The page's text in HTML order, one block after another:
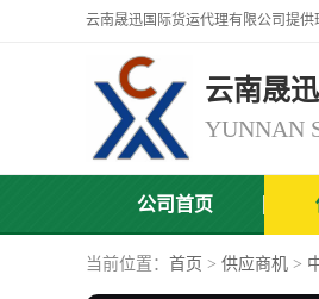
云南晟
公司首页
当前位置： 首页 > 供应商机 >